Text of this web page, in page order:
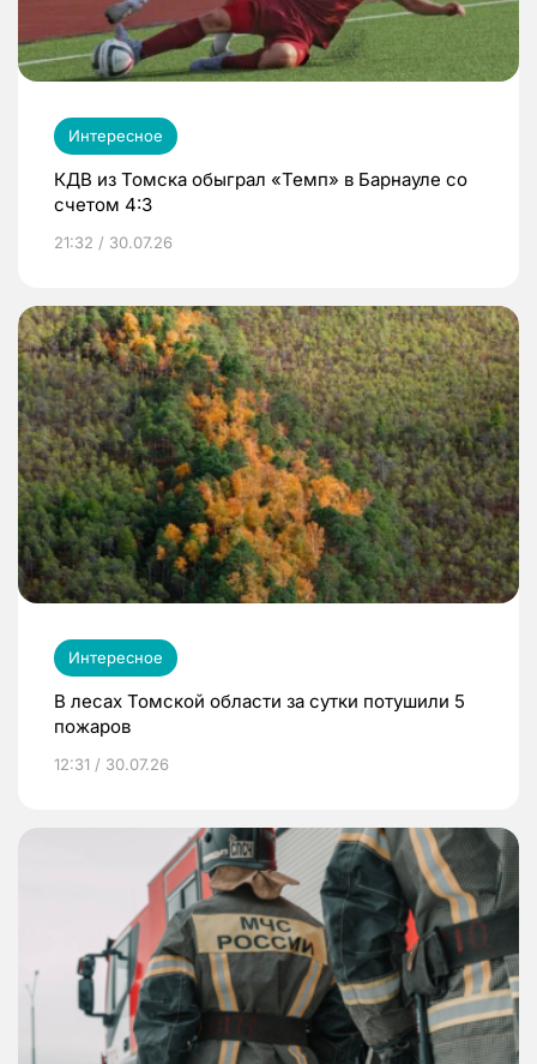
Интересное
КДВ из Томска обыграл «Темп» в Барнауле со
счетом 4:3
21:32 / 30.07.26
Интересное
В лесах Томской области за сутки потушили 5
пожаров
12:31 / 30.07.26